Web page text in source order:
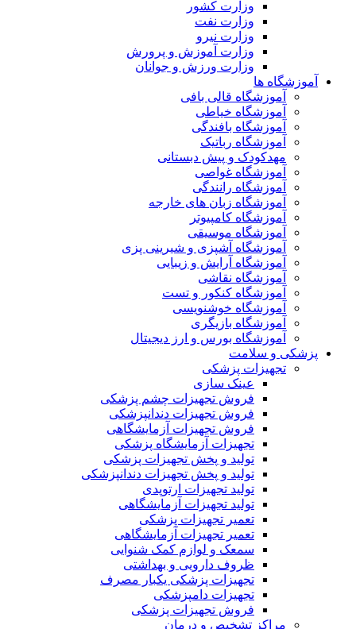
وزارت کشور
وزارت نفت
وزارت نیرو
وزارت آموزش و پرورش
وزارت ورزش و جوانان
آموزشگاه ها
آموزشگاه قالی بافی
آموزشگاه خیاطی
آموزشگاه بافندگی
آموزشگاه رباتیک
مهدکودک و پیش دبستانی
آموزشگاه غواصی
آموزشگاه رانندگی
آموزشگاه زبان های خارجه
آموزشگاه کامپیوتر
آموزشگاه موسیقی
آموزشگاه آشپزی و شیرینی پزی
آموزشگاه آرایش و زیبایی
آموزشگاه نقاشی
آموزشگاه کنکور و تست
آموزشگاه خوشنویسی
آموزشگاه بازیگری
آموزشگاه بورس و ارز دیجیتال
پزشکی و سلامت
تجهیزات پزشکی
عینک سازی
فروش تجهیزات چشم پزشکی
فروش تجهیزات دندانپزشکی
فروش تجهیزات آزمایشگاهی
تجهیزات آزمایشگاه پزشکی
تولید و پخش تجهیزات پزشکی
تولید و پخش تجهیزات دندانپزشکی
تولید تجهیزات ارتوپدی
تولید تجهیزات آزمایشگاهی
تعمیر تجهیزات پزشکی
تعمیر تجهیزات آزمایشگاهی
سمعک و لوازم کمک شنوایی
ظروف دارویی و بهداشتی
تجهیزات پزشکی یکبار مصرف
تجهیزات دامپزشکی
فروش تجهیزات پزشکی
مراکز تشخیص و درمان